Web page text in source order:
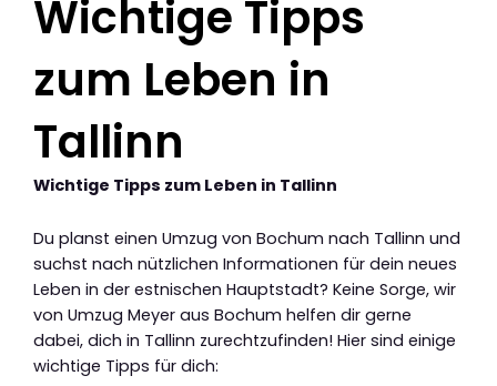
Wichtige Tipps
zum Leben in
Tallinn
Wichtige Tipps zum Leben in Tallinn
Du planst einen Umzug von Bochum nach Tallinn und
suchst nach nützlichen Informationen für dein neues
Leben in der estnischen Hauptstadt? Keine Sorge, wir
von Umzug Meyer aus Bochum helfen dir gerne
dabei, dich in Tallinn zurechtzufinden! Hier sind einige
wichtige Tipps für dich: